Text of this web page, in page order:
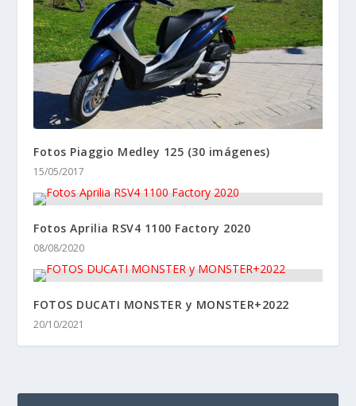
Fotos Piaggio Medley 125 (30 imágenes)
15/05/2017
Fotos Aprilia RSV4 1100 Factory 2020
08/08/2020
FOTOS DUCATI MONSTER y MONSTER+2022
20/10/2021